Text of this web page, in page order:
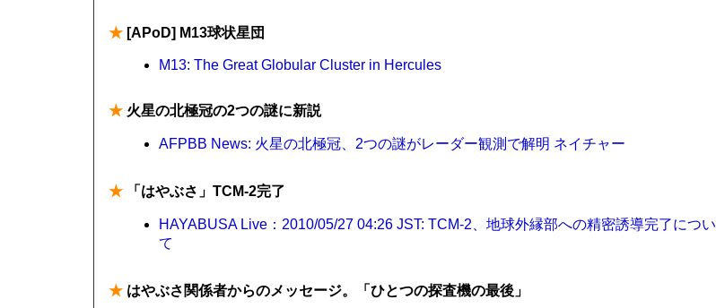
★ [APoD] M13球状星団
M13: The Great Globular Cluster in Hercules
★ 火星の北極冠の2つの謎に新説
AFPBB News: 火星の北極冠、2つの謎がレーダー観測で解明 ネイチャー
★ 「はやぶさ」TCM-2完了
HAYABUSA Live：2010/05/27 04:26 JST: TCM-2、地球外縁部への精密誘導完了につい
て
★ はやぶさ関係者からのメッセージ。「ひとつの探査機の最後」